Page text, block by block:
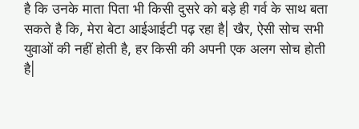
है कि उनके माता पिता भी किसी दुसरे को बड़े ही गर्व के साथ बता
सकते है कि, मेरा बेटा आईआईटी पढ़ रहा है| खैर, ऐसी सोच सभी
युवाओं की नहीं होती है, हर किसी की अपनी एक अलग सोच होती
है|